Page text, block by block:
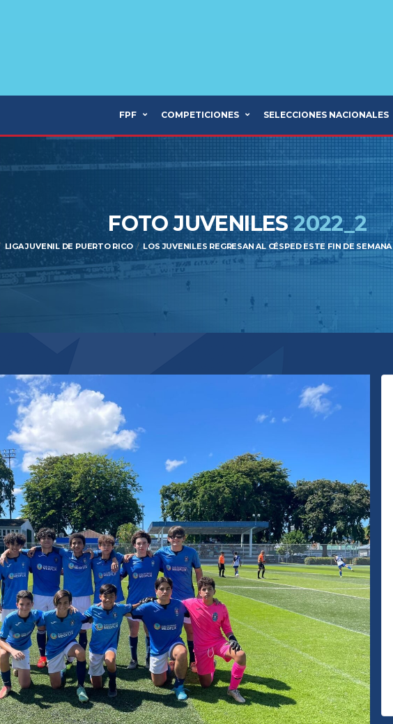
FPF COMPETICIONES SELECCIONES NACIONALES
FOTO JUVENILES2022_2
LIGA JUVENIL DE PUERTO RICO LOS JUVENILES REGRESAN AL CÉSPED ESTE FIN DE SEMANA